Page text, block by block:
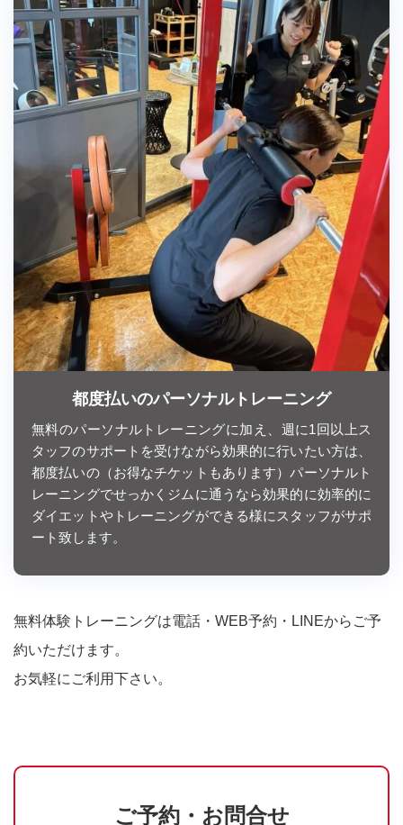
都度払いのパーソナルトレーニング
無料のパーソナルトレーニングに加え、週に1回以上ス
タッフのサポートを受けながら効果的に行いたい方は、
都度払いの（お得なチケットもあります）パーソナルト
レーニングでせっかくジムに通うなら効果的に効率的に
ダイエットやトレーニングができる様にスタッフがサポ
ート致します。
無料体験トレーニングは電話・WEB予約・LINEからご予
約いただけます。
お気軽にご利用下さい。
ご予約・お問合せ